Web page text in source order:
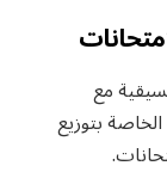
مع
الخاصة بتوزيع